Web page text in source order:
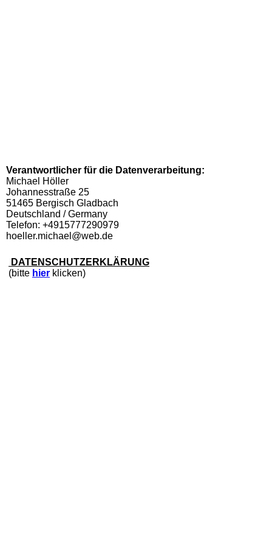
Verantwortlicher für die Datenverarbeitung:
Michael Höller
Johannesstraße 25
51465 Bergisch Gladbach
Deutschland / Germany
Telefon: +4915777290979
hoeller.michael@web.de
DATENSCHUTZERKLÄRUNG
(bitte hier klicken)